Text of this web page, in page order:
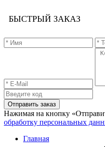
БЫСТРЫЙ ЗАКАЗ
Отправить заказ
Нажимая на кнопку
обработку персональных
Главная